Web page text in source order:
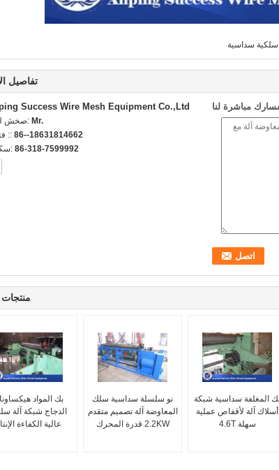
سلكية سداسية
تفاصيل
Success Wire Mesh Equipment Co.,Ltd
اتصل Mr.
86--18631814662
86-318-7599992
مباشرة لنا
بك المواد
الدجاج شبكة آلة
عالية الكفاءة
نو سلسلة سداسية سلك
المعاوضة آلة تصميم متقدم
2.2KW قدرة المحرك
المغلفة سداسية شبكة
أسلاك آلة لأقفاص عملية
سهلة 4.6T